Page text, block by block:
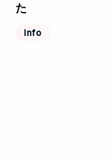
た
Info